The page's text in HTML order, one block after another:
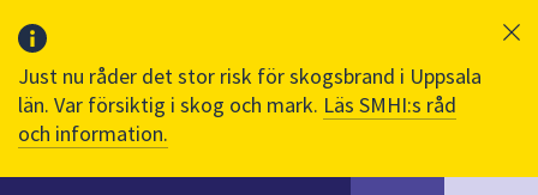
Just nu råder det stor risk för skogsbrand i Uppsala
län. Var försiktig i skog och mark. Läs SMHI:s råd
och information.